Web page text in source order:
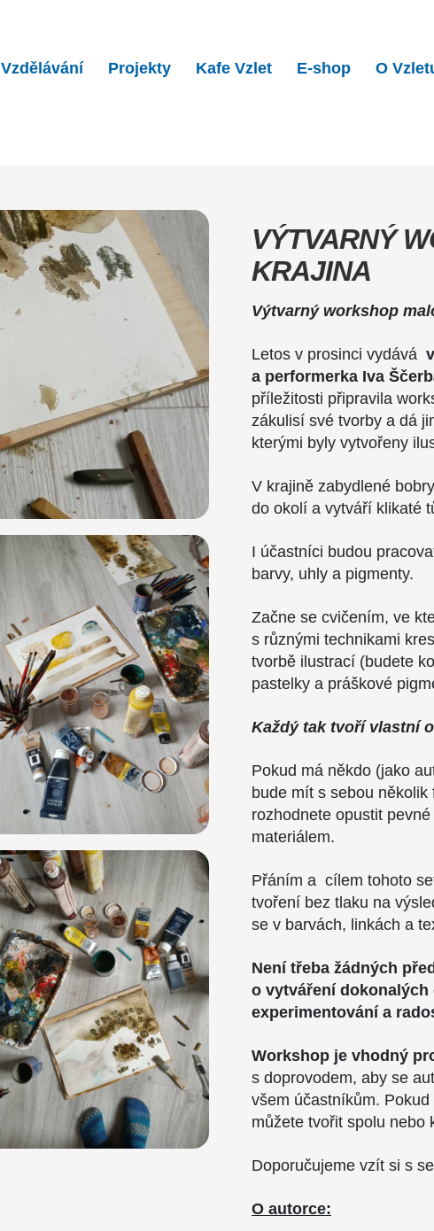
Vzdělávání Projekty Kafe Vzlet E-shop O
VÝTVARNÝ
KRAJINA
Výtvarný workshop
Letos v prosinci vydává
a performerka Iva
příležitosti připravila
zákulisí své tvorby a dá
kterými byly vytvořeny
V krajině zabydlené
do okolí a vytváří klikaté
I účastníci budou
barvy, uhly a pigmenty.
Začne se cvičením, ve
s různými technikami
tvorbě ilustrací (budete
pastelky a práškové
Každý tak tvoří vlastní
Pokud má někdo (jako
bude mít s sebou
rozhodnete opustit
materiálem.
Přáním a cílem tohoto
tvoření bez tlaku na
se v barvách, linkách a
Není třeba žádných
o vytváření dokonalých
experimentování a
Workshop je vhodný
s doprovodem, aby se
všem účastníkům.
můžete tvořit spolu nebo
Doporučujeme vzít si s
O autorce: